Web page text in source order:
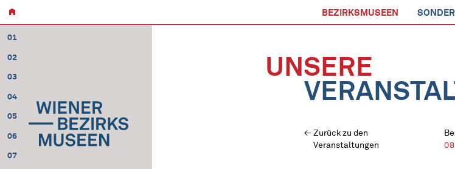
BEZIRKSMUSEEN
01
02
03
04
05
06
07
UNSERE
Zurück zu den
Veranstaltungen